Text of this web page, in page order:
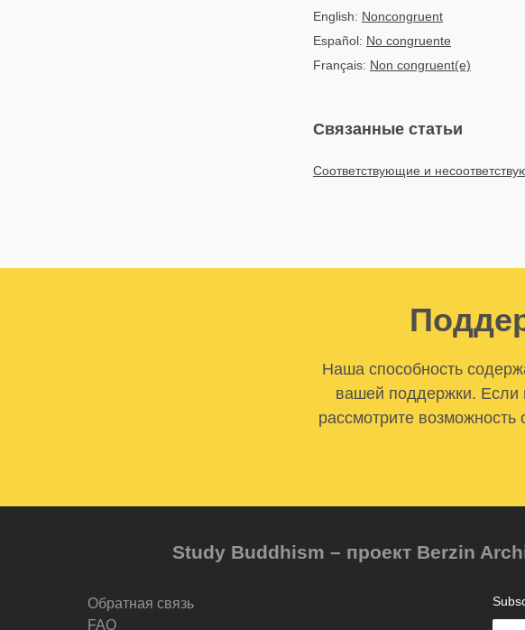
English: Noncongruent
Español: No congruente
Français: Non congruent(e)
Связанные статьи
Соответствующие и
Наша способность
вашей поддержки. Если
рассмотрите
Study Buddhism – проект Berzin
Обратная связь
FAQ